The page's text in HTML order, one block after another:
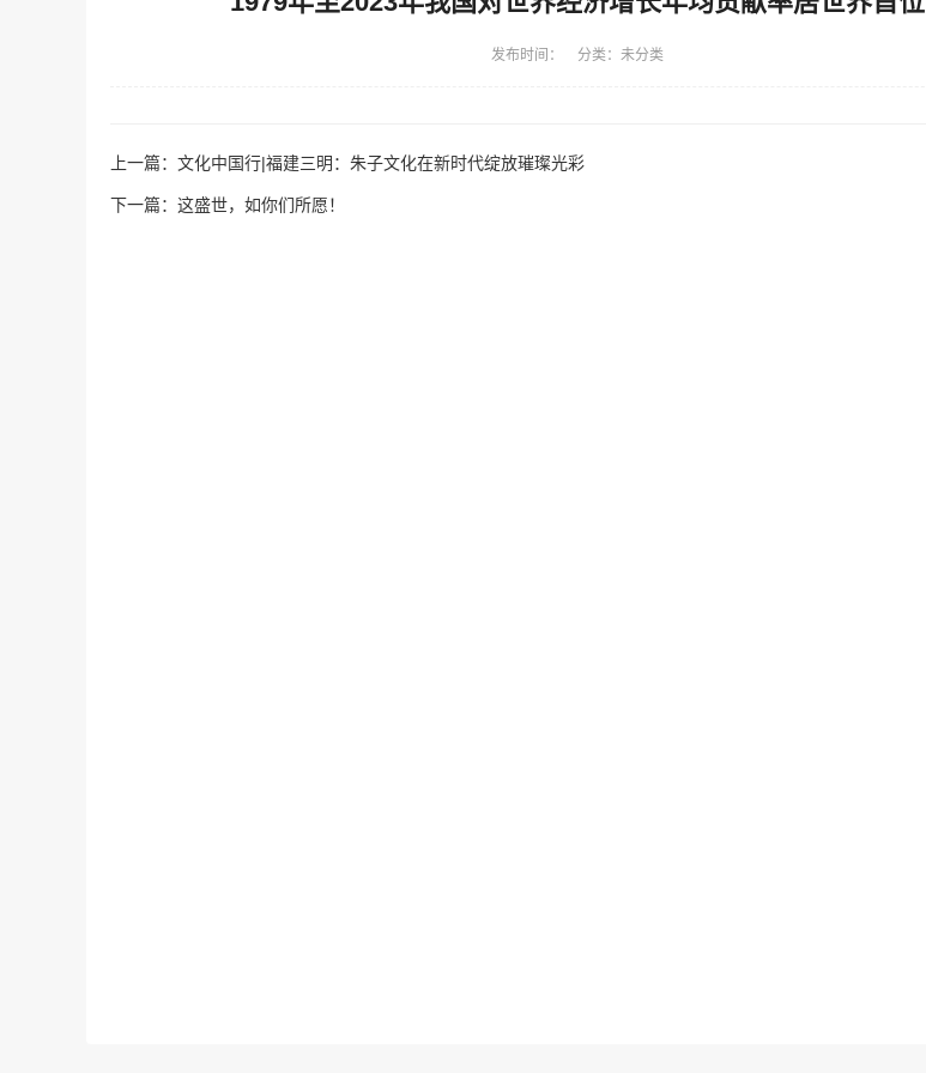
发布时间： 分类：未分类
上一篇： 文化中国行|福建三明：朱子文化在新时代绽放璀璨光彩
下一篇： 这盛世，如你们所愿！